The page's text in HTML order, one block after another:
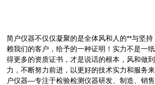
简户仪器不仅仅凝聚的是全体风和人的**与坚
赖我们的客户，给予的一种证明！实力不是一
得更多的资质证书，才是说话的根本，风和做
力，不断努力前进，以更好的技术实力和服务
户仪器—专注于检验检测仪器研发、制造、销